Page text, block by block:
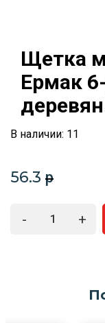
Щетка
Ермак
В наличии: 11
56.3 p
- +